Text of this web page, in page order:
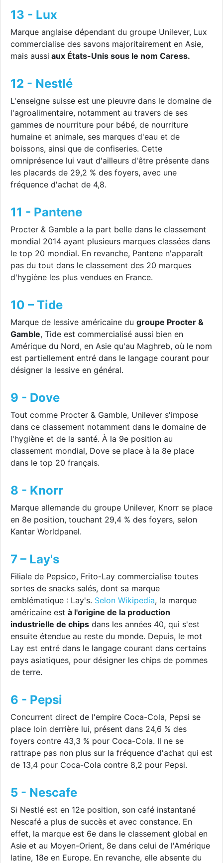
13 - Lux
Marque anglaise dépendant du groupe Unilever, Lux
commercialise des savons majoritairement en Asie,
mais aussi aux États-Unis sous le nom Caress.
12 - Nestlé
L'enseigne suisse est une pieuvre dans le domaine de
l'agroalimentaire, notamment au travers de ses
gammes de nourriture pour bébé, de nourriture
humaine et animale, ses marques d'eau et de
boissons, ainsi que de confiseries. Cette
omniprésence lui vaut d'ailleurs d'être présente dans
les placards de 29,2 % des foyers, avec une
fréquence d'achat de 4,8.
11 - Pantene
Procter & Gamble a la part belle dans le classement
mondial 2014 ayant plusieurs marques classées dans
le top 20 mondial. En revanche, Pantene n'apparaît
pas du tout dans le classement des 20 marques
d'hygiène les plus vendues en France.
10 – Tide
Marque de lessive américaine du groupe Procter &
Gamble, Tide est commercialisé aussi bien en
Amérique du Nord, en Asie qu'au Maghreb, où le nom
est partiellement entré dans le langage courant pour
désigner la lessive en général.
9 - Dove
Tout comme Procter & Gamble, Unilever s'impose
dans ce classement notamment dans le domaine de
l'hygiène et de la santé. À la 9e position au
classement mondial, Dove se place à la 8e place
dans le top 20 français.
8 - Knorr
Marque allemande du groupe Unilever, Knorr se place
en 8e position, touchant 29,4 % des foyers, selon
Kantar Worldpanel.
7 – Lay's
Filiale de Pepsico, Frito-Lay commercialise toutes
sortes de snacks salés, dont sa marque
emblématique : Lay's. Selon Wikipedia, la marque
américaine est à l'origine de la production
industrielle de chips dans les années 40, qui s'est
ensuite étendue au reste du monde. Depuis, le mot
Lay est entré dans le langage courant dans certains
pays asiatiques, pour désigner les chips de pommes
de terre.
6 - Pepsi
Concurrent direct de l'empire Coca-Cola, Pepsi se
place loin derrière lui, présent dans 24,6 % des
foyers contre 43,3 % pour Coca-Cola. Il ne se
rattrape pas non plus sur la fréquence d'achat qui est
de 13,4 pour Coca-Cola contre 8,2 pour Pepsi.
5 - Nescafe
Si Nestlé est en 12e position, son café instantané
Nescafé a plus de succès et avec constance. En
effet, la marque est 6e dans le classement global en
Asie et au Moyen-Orient, 8e dans celui de l'Amérique
latine, 18e en Europe. En revanche, elle absente du